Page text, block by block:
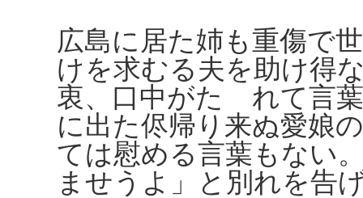
広島に居た姉も重傷で
けを求むる夫を助け得
衷、口中がたゞれて言
に出た侭帰り来ぬ愛娘
ては慰める言葉もない
ませうよ」と別れを告